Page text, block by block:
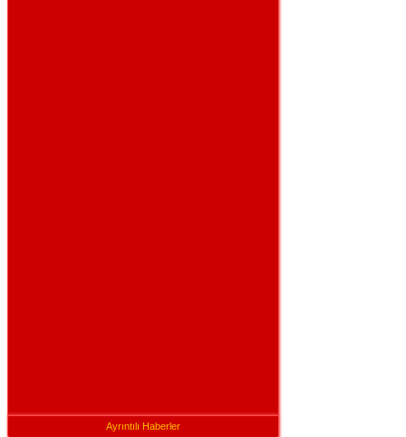
Ayrıntılı Haberler